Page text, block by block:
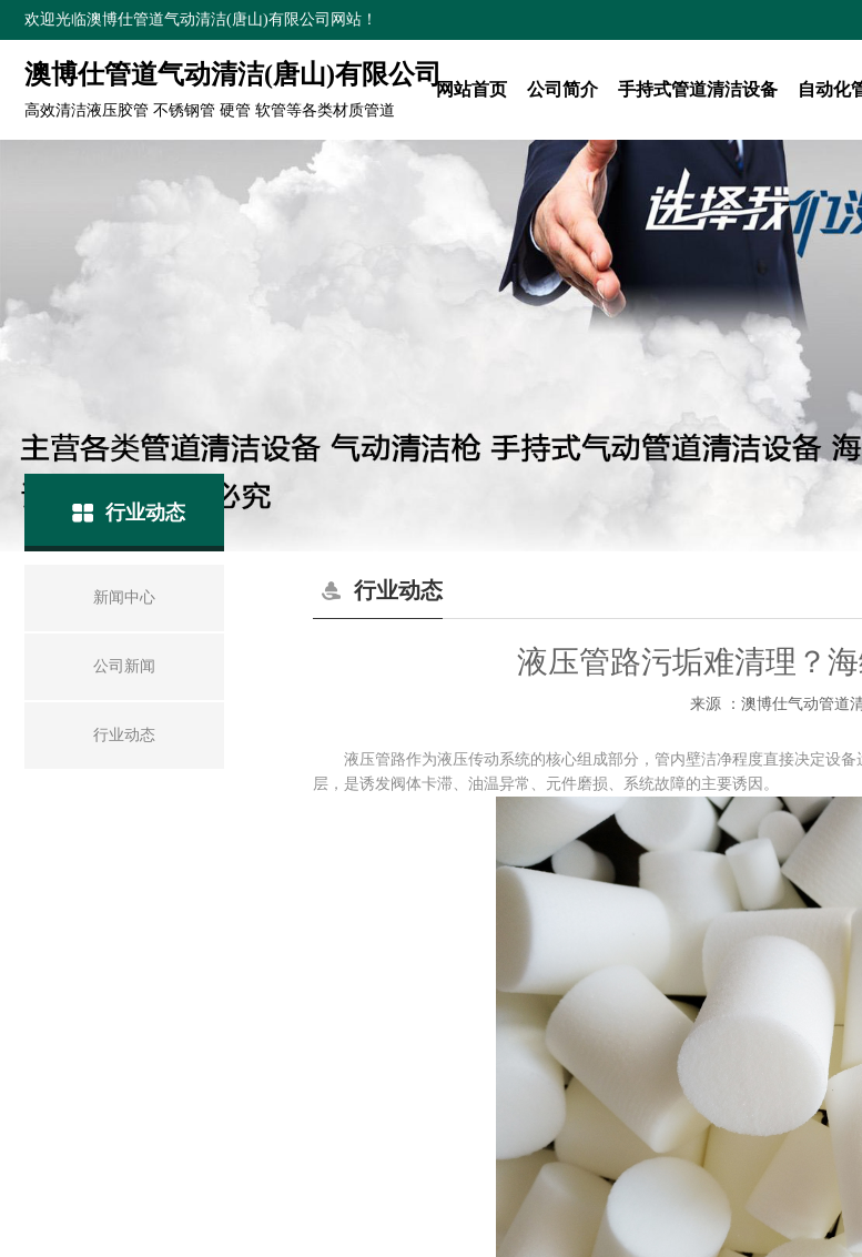
欢迎光临澳博仕管道气动清洁(唐山)有限公司网站！
澳博仕管道气动清洁(唐山)有限公司
高效清洁液压胶管 不锈钢管 硬管 软管等各类材质管道
网站首页 公司简介 手持式管道清洁设备 自动化
行业动态
新闻中心
公司新闻
行业动态
行业动态
液压管路污垢难清理？
来源 ：澳博仕气动管道
液压管路作为液压传动系统的核心组成部分，管内壁洁净程度直接决定设备
层，是诱发阀体卡滞、油温异常、元件磨损、系统故障的主要诱因。